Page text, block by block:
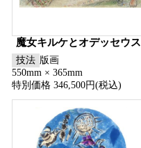
魔女キルケとオデッセウス
技法 版画
550mm × 365mm
特別価格 346,500円(税込)